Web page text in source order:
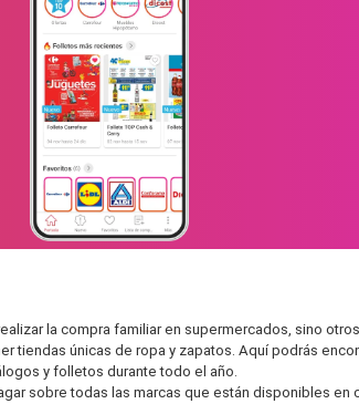
la compra familiar en supermercados, sino
únicas de ropa y zapatos. Aquí podrás
y folletos durante todo el año.
sobre todas las marcas que están disponibles en